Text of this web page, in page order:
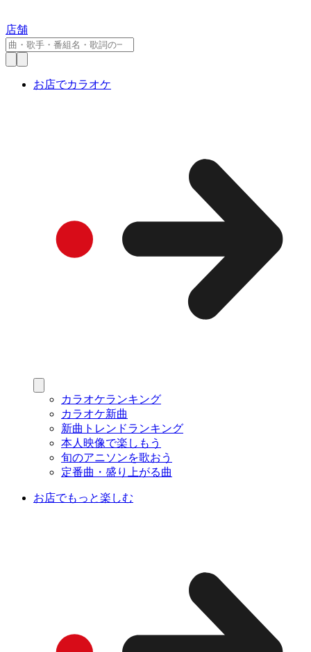
店舗
お店でカラオケ
カラオケランキング
カラオケ新曲
新曲トレンドランキング
本人映像で楽しもう
旬のアニソンを歌おう
定番曲・盛り上がる曲
お店でもっと楽しむ